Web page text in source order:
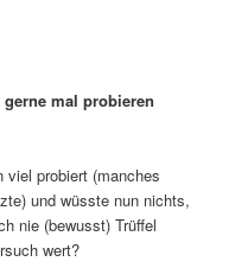
mal probieren
viel probiert (manches
und wüsste nun nichts,
nie (bewusst) Trüffel
wert?